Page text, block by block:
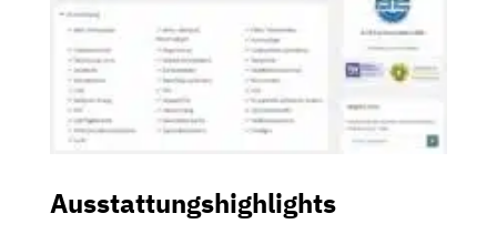
Ausstattungshighlights